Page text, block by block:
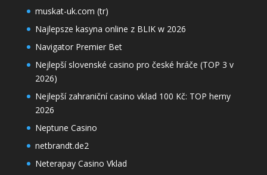
muskat-uk.com (tr)
Najlepsze kasyna online z BLIK w 2026
Navigator Premier Bet
Nejlepší slovenské casino pro české hráče (TOP 3 v
2026)
Nejlepší zahraniční casino vklad 100 Kč: TOP herny
2026
Neptune Casino
netbrandt.de2
Neterapay Casino Vklad